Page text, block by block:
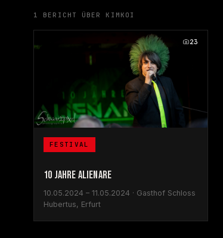
1 BERICHT ÜBER KIMKOI
23
FESTIVAL
10 JAHRE ALIENARE
10.05.2024 – 11.05.2024 · Gasthof Schloss
Hubertus, Erfurt